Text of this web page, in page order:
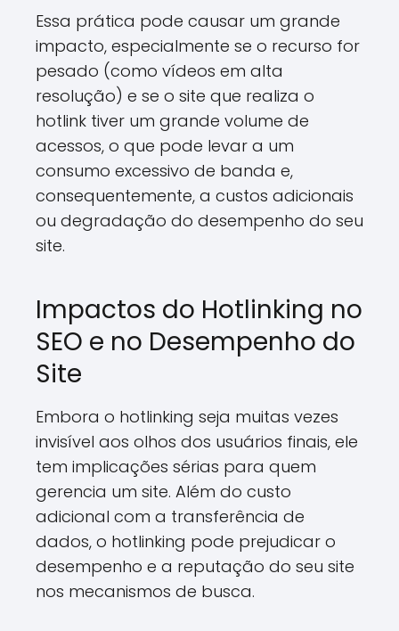
Essa prática pode causar um grande
impacto, especialmente se o recurso for
pesado (como vídeos em alta
resolução) e se o site que realiza o
hotlink tiver um grande volume de
acessos, o que pode levar a um
consumo excessivo de banda e,
consequentemente, a custos adicionais
ou degradação do desempenho do seu
site.
Impactos do Hotlinking no
SEO e no Desempenho do
Site
Embora o hotlinking seja muitas vezes
invisível aos olhos dos usuários finais, ele
tem implicações sérias para quem
gerencia um site. Além do custo
adicional com a transferência de
dados, o hotlinking pode prejudicar o
desempenho e a reputação do seu site
nos mecanismos de busca.